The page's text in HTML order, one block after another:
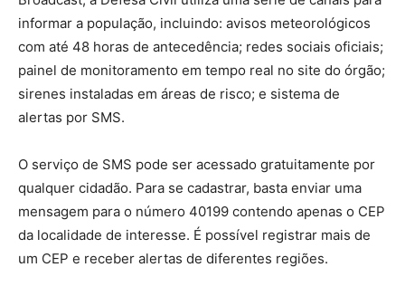
informar a população, incluindo: avisos meteorológicos
com até 48 horas de antecedência; redes sociais oficiais;
painel de monitoramento em tempo real no site do órgão;
sirenes instaladas em áreas de risco; e sistema de
alertas por SMS.
O serviço de SMS pode ser acessado gratuitamente por
qualquer cidadão. Para se cadastrar, basta enviar uma
mensagem para o número 40199 contendo apenas o CEP
da localidade de interesse. É possível registrar mais de
um CEP e receber alertas de diferentes regiões.